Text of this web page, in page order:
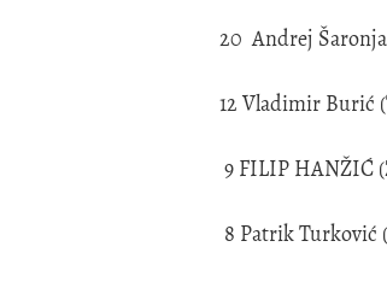
20 Andrej
12 Vladimir Burić
9 FILIP HANŽIĆ
8 Patrik Turković